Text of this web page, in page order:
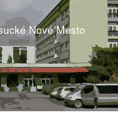
Nové Mesto